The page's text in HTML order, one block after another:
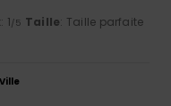
: 1/5 Taille: Taille parfaite